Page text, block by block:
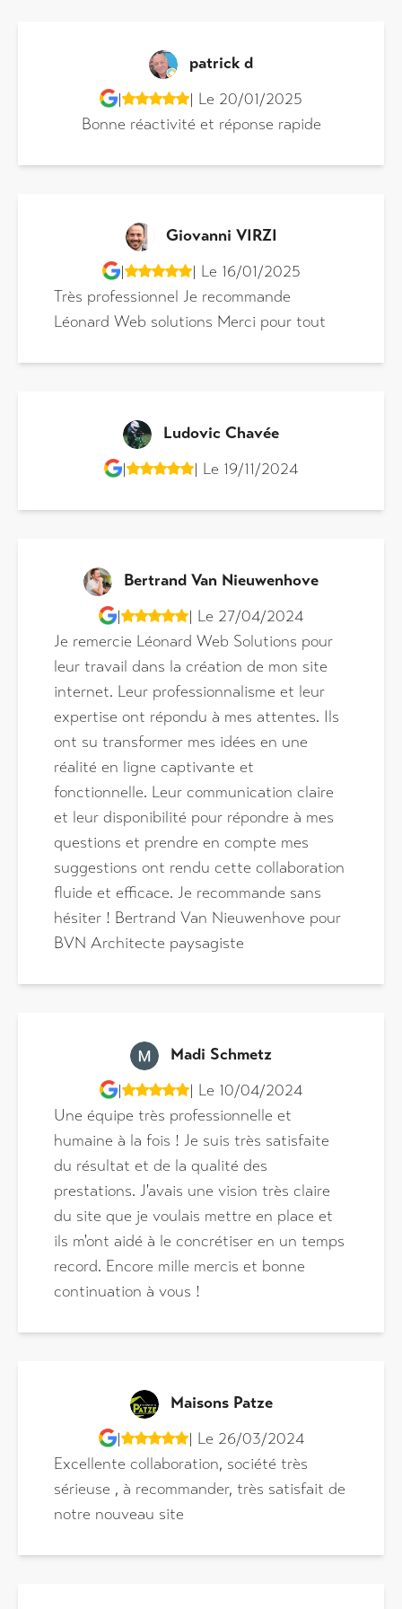
patrick d
|
| Le 20/01/2025
Bonne réactivité et réponse rapide
Giovanni VIRZI
|
| Le 16/01/2025
Très professionnel Je recommande
Léonard Web solutions Merci pour tout
Ludovic Chavée
|
| Le 19/11/2024
Bertrand Van Nieuwenhove
|
| Le 27/04/2024
Je remercie Léonard Web Solutions pour
leur travail dans la création de mon site
internet. Leur professionnalisme et leur
expertise ont répondu à mes attentes. Ils
ont su transformer mes idées en une
réalité en ligne captivante et
fonctionnelle. Leur communication claire
et leur disponibilité pour répondre à mes
questions et prendre en compte mes
suggestions ont rendu cette collaboration
fluide et efficace. Je recommande sans
hésiter ! Bertrand Van Nieuwenhove pour
BVN Architecte paysagiste
Madi Schmetz
|
| Le 10/04/2024
Une équipe très professionnelle et
humaine à la fois ! Je suis très satisfaite
du résultat et de la qualité des
prestations. J'avais une vision très claire
du site que je voulais mettre en place et
ils m'ont aidé à le concrétiser en un temps
record. Encore mille mercis et bonne
continuation à vous !
Maisons Patze
|
| Le 26/03/2024
Excellente collaboration, société très
sérieuse , à recommander, très satisfait de
notre nouveau site